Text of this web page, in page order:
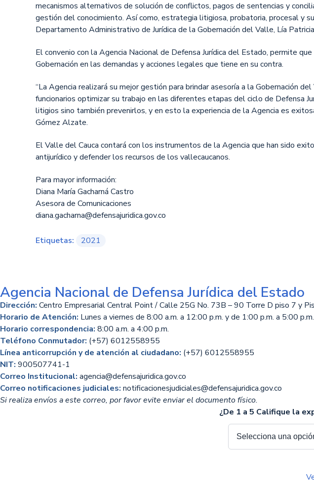
mecanismos alternativos de solución de conflictos, pagos de sentencias y
gestión del conocimiento. Así como, estrategia litigiosa, probatoria, procesal y
Departamento Administrativo de Jurídica de la Gobernación del Valle, Lía
El convenio con la Agencia Nacional de Defensa Jurídica del Estado, permite
Gobernación en las demandas y acciones legales que tiene en su contra.
“La Agencia realizará su mejor gestión para brindar asesoría a la Gobernación
funcionarios optimizar su trabajo en las diferentes etapas del ciclo de Defensa
litigios sino también prevenirlos, y en esto la experiencia de la Agencia es
Gómez Alzate.
El Valle del Cauca contará con los instrumentos de la Agencia que han sido
antijurídico y defender los recursos de los vallecaucanos.
Para mayor información:
Diana María Gacharná Castro
Asesora de Comunicaciones
diana.gacharna@defensajuridica.gov.co
Etiquetas: 2021
Agencia Nacional de Defensa Jurídica del Estado
Dirección: Centro Empresarial Central Point / Calle 25G No. 73B – 90 Torre D piso 7 y
Horario de Atención: Lunes a viernes de 8:00 a.m. a 12:00 p.m. y de 1:00 p.m. a 5:00 p.m.
Horario correspondencia: 8:00 a.m. a 4:00 p.m.
Teléfono Conmutador: (+57) 6012558955
Línea anticorrupción y de atención al ciudadano: (+57) 6012558955
NIT: 900507741-1
Correo Institucional: agencia@defensajuridica.gov.co
Correo notificaciones judiciales: notificacionesjudiciales@defensajuridica.gov.co
Si realiza envíos a este correo, por favor evite enviar el documento físico.
¿De 1 a 5 Califique la